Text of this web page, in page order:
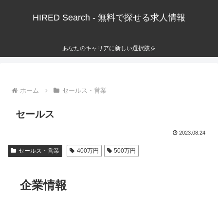
HIRED Search - 無料で探せる求人情報
あなたのキャリアに新しい選択肢を
ホーム セールス・営業
セールス
2023.08.24
セールス・営業 400万円 500万円
企業情報